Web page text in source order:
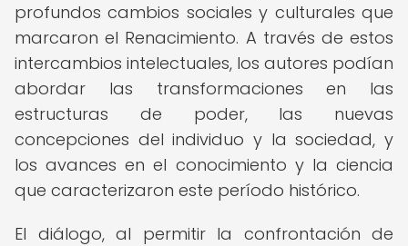
profundos cambios sociales y culturales que
marcaron el Renacimiento. A través de estos
intercambios intelectuales, los autores podían
abordar las transformaciones en las
estructuras de poder, las nuevas
concepciones del individuo y la sociedad, y
los avances en el conocimiento y la ciencia
que caracterizaron este período histórico.
El diálogo, al permitir la confrontación de